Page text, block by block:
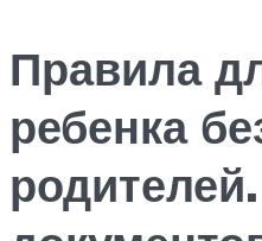
Правила
ребенка